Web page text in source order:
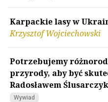
Karpackie lasy w
Krzysztof Wojciechowski
Potrzebujemy
przyrody, aby być
Radosławem
Wywiad